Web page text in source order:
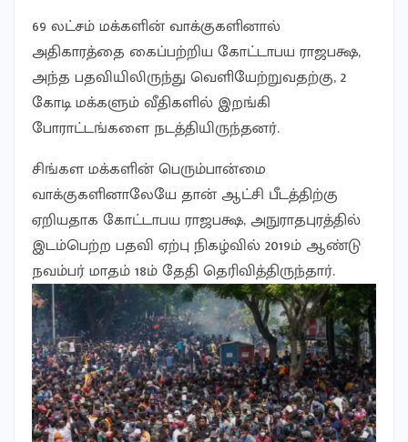
69 லட்சம் மக்களின் வாக்குகளினால்
அதிகாரத்தை கைப்பற்றிய கோட்டாபய ராஜபக்ஷ,
அந்த பதவியிலிருந்து வெளியேற்றுவதற்கு, 2
கோடி மக்களும் வீதிகளில் இறங்கி
போராட்டங்களை நடத்தியிருந்தனர்.
சிங்கள மக்களின் பெரும்பான்மை
வாக்குகளினாலேயே தான் ஆட்சி பீடத்திற்கு
ஏறியதாக கோட்டாபய ராஜபக்ஷ, அநுராதபுரத்தில்
இடம்பெற்ற பதவி ஏற்பு நிகழ்வில் 2019ம் ஆண்டு
நவம்பர் மாதம் 18ம் தேதி தெரிவித்திருந்தார்.